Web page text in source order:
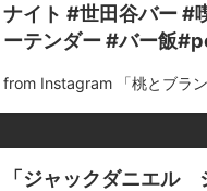
ナイト #世田谷バー #
ーテンダー #バー飯
from Instagram 「桃とブラ
「ジャックダニエル